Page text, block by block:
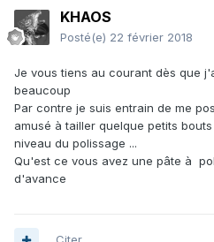
KHAOS
Posté(e) 22 février 2018
Je vous tiens au courant dès que
beaucoup
Par contre je suis entrain de me
amusé à tailler quelque petits
niveau du polissage ...
Qu'est ce vous avez une pâte à
d'avance